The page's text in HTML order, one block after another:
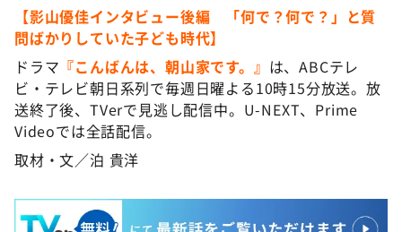
【影山優佳インタビュー後編 「何で？何で？」と質
問ばかりしていた子ども時代】
ドラマ 『こんばんは、朝山家です。』 は、ABCテレ
ビ・テレビ朝日系列で毎週日曜よる10時15分放送。放
送終了後、TVerで見逃し配信中。U-NEXT、Prime
Videoでは全話配信。
取材・文／泊 貴洋